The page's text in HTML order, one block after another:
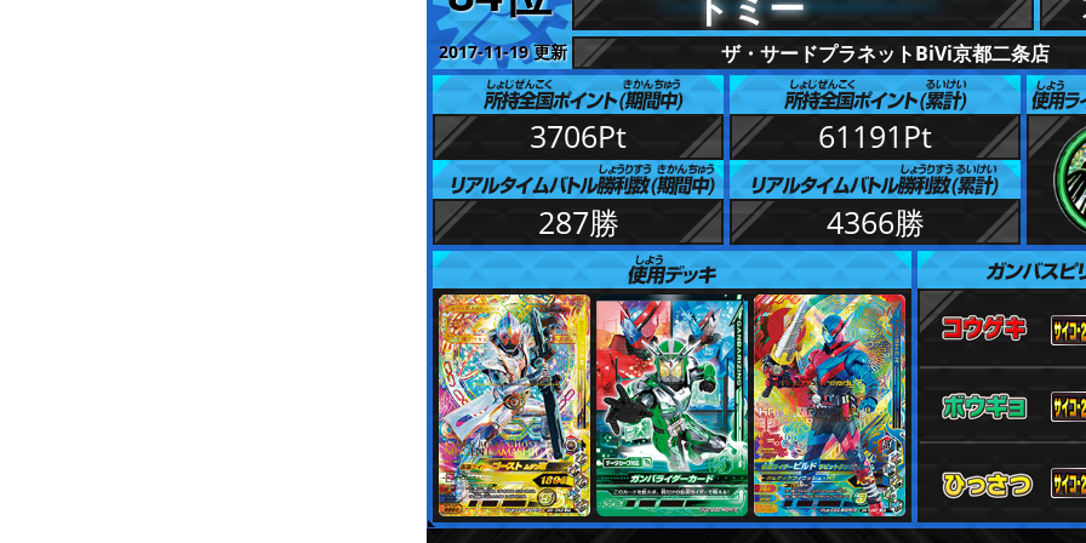
2017-11-19 更新 ザ・サードプラネットBiVi京都二条店
3706Pt 61191Pt
287勝 4366勝